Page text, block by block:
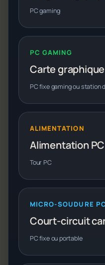
PC gaming
PC GAMING
Carte
PC fixe gaming ou station
ALIMENTATION
Alimentation
Tour PC
MICRO-SOUDURE PC
Court-circuit
PC fixe ou portable